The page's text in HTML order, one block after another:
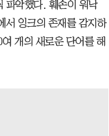
파악했다. 훼손이 워낙
서 잉크의 존재를 감지하
개의 새로운 단어를 해